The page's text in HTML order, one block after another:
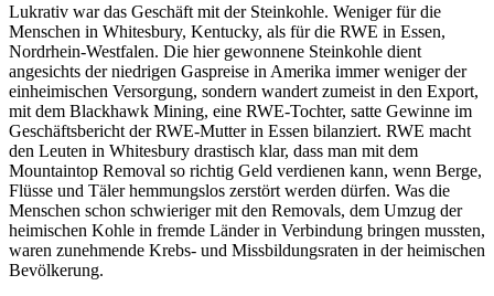
Lukrativ war das Geschäft mit der Steinkohle. Weniger für die
Menschen in Whitesbury, Kentucky, als für die RWE in Essen,
Nordrhein-Westfalen. Die hier gewonnene Steinkohle dient
angesichts der niedrigen Gaspreise in Amerika immer weniger der
einheimischen Versorgung, sondern wandert zumeist in den Export,
mit dem Blackhawk Mining, eine RWE-Tochter, satte Gewinne im
Geschäftsbericht der RWE-Mutter in Essen bilanziert. RWE macht
den Leuten in Whitesbury drastisch klar, dass man mit dem
Mountaintop Removal so richtig Geld verdienen kann, wenn Berge,
Flüsse und Täler hemmungslos zerstört werden dürfen. Was die
Menschen schon schwieriger mit den Removals, dem Umzug der
heimischen Kohle in fremde Länder in Verbindung bringen mussten,
waren zunehmende Krebs- und Missbildungsraten in der heimischen
Bevölkerung.